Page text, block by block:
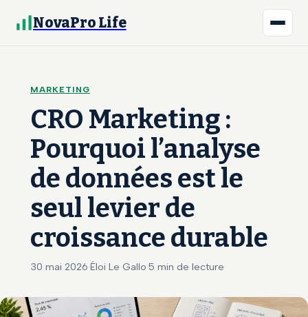
NovaPro Life
MARKETING
CRO Marketing :
Pourquoi l’analyse
de données est le
seul levier de
croissance durable
30 mai 2026·Éloi Le Gallo·5 min de lecture